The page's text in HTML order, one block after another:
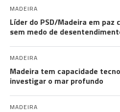
MADEIRA
Líder do PSD/Madeira em
sem medo de
MADEIRA
Madeira tem capacidade
investigar o mar profundo
MADEIRA